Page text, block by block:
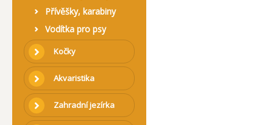
Přívěšky, karabiny
Vodítka pro psy
Kočky
Akvaristika
Zahradní jezírka